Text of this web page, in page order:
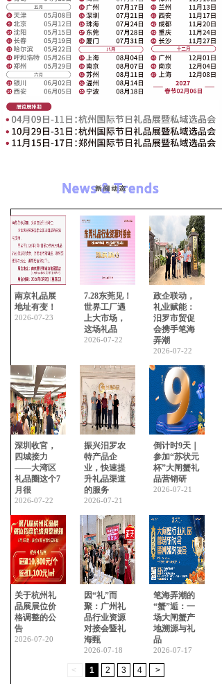
南京礼品展
地址有变！
2026-07-23
7.28东莞见！
世界工厂遇
上大市场，
这场礼品
2026-07-22
政企联动，
礼业赋能：
汨罗市贸促
会携手笔海
弄潮
2026-07-22
深圳收官，
四城接力
——大湾区
礼品圈这个7
月很
2026-07-22
振兴汨罗农
特产品企
业，快速提
升礼品渠道
的服务
2026-07-21
倒计时9天｜
参加“苏状元
杯”大闸蟹礼
品营销研
2026-07-21
关于杭州礼
品展展位价
格调整的公
告
2026-07-20
因“礼”而
聚：广州礼
品行业资源
对接会暨礼
海甄
2026-07-18
笔海弄潮的
“蟹”逅：一
场大闸蟹产
地溯源与礼
品
2026-07-17
< 1 2 3 4 >